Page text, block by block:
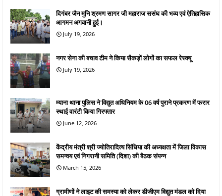
दिगंबर जैन मुनि श्रमण सागर जी महाराज ससंघ की भव्य एवं ऐतिहासिक
आगमन अगवानी हुई।
July 19, 2026
नगर सेना की बचाव टीम ने किया सैकड़ों लोगों का सफल रेस्क्यू
July 19, 2026
म्याना थाना पुलिस ने विद्युत अधिनियम के 06 वर्ष पुराने प्रकरण में फरार
स्थाई वारंटी किया गिरफ्तार
June 12, 2026
केंद्रीय मंत्री श्री ज्योतिरादित्य सिंधिया की अध्यक्षता में जिला विकास
समन्वय एवं निगरानी समिति (दिशा) की बैठक संपन्न
March 15, 2026
ग्रामीणों ने लाइट की समस्या को लेकर डीजीएम विद्युत मंडल को दिया